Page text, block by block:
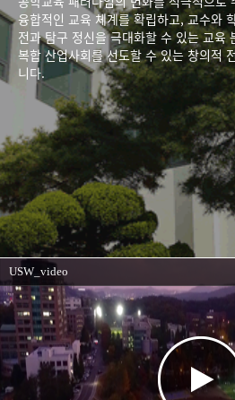
융합적인 교육 체계를 확립하고, 교수와
전과 탐구 정신을 극대화할 수 있는 교육
복합 산업사회를 선도할 수 있는 창의적
니다.